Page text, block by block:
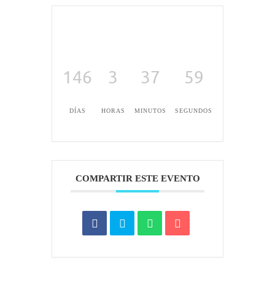
146
DÍAS
3
HORAS
37
MINUTOS
59
SEGUNDOS
COMPARTIR ESTE EVENTO